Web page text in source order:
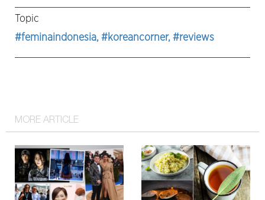
Topic
#feminaindonesia, #koreancorner, #reviews
MORE ARTICLE